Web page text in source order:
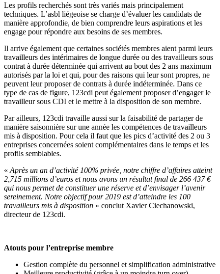
Les profils recherchés sont très variés mais principalement
techniques. L’asbl liégeoise se charge d’évaluer les candidats de
manière approfondie, de bien comprendre leurs aspirations et les
engage pour répondre aux besoins de ses membres.
Il arrive également que certaines sociétés membres aient parmi leurs
travailleurs des intérimaires de longue durée ou des travailleurs sous
contrat à durée déterminée qui arrivent au bout des 2 ans maximum
autorisés par la loi et qui, pour des raisons qui leur sont propres, ne
peuvent leur proposer de contrats à durée indéterminée. Dans ce
type de cas de figure, 123cdi peut également proposer d’engager le
travailleur sous CDI et le mettre à la disposition de son membre.
Par ailleurs, 123cdi travaille aussi sur la faisabilité de partager de
manière saisonnière sur une année les compétences de travailleurs
mis à disposition. Pour cela il faut que les pics d’activité des 2 ou 3
entreprises concernées soient complémentaires dans le temps et les
profils semblables.
« Après un an d’activité 100% privée, notre chiffre d’affaires atteint
2,715 millions d’euros et nous avons un résultat final de 266 437 €
qui nous permet de constituer une réserve et d’envisager l’avenir
sereinement. Notre objectif pour 2019 est d’atteindre les 100
travailleurs mis à disposition » conclut Xavier Ciechanowski,
directeur de 123cdi.
Atouts pour l’entreprise membre
Gestion complète du personnel et simplification administrative